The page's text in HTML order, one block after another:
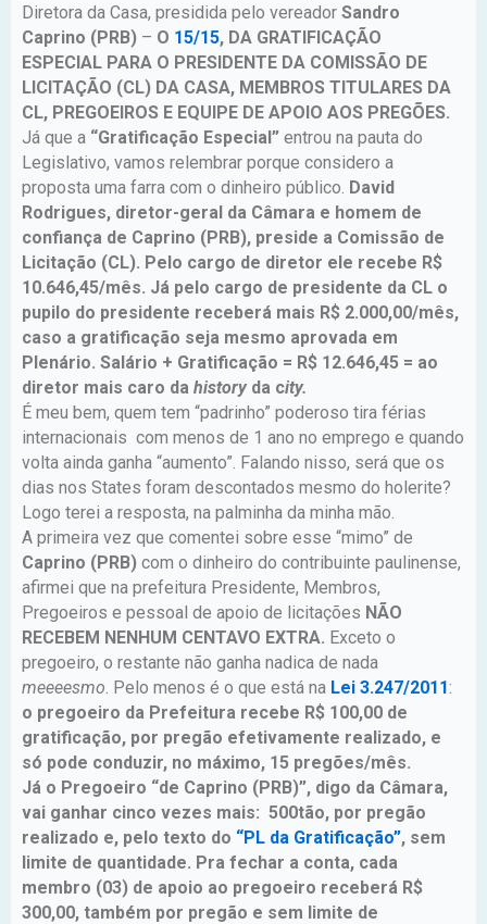
Diretora da Casa, presidida pelo vereador Sandro
Caprino (PRB) – O 15/15, DA GRATIFICAÇÃO
ESPECIAL PARA O PRESIDENTE DA COMISSÃO DE
LICITAÇÃO (CL) DA CASA, MEMBROS TITULARES DA
CL, PREGOEIROS E EQUIPE DE APOIO AOS PREGÕES.
Já que a “Gratificação Especial” entrou na pauta do
Legislativo, vamos relembrar porque considero a
proposta uma farra com o dinheiro público. David
Rodrigues, diretor-geral da Câmara e homem de
confiança de Caprino (PRB), preside a Comissão de
Licitação (CL). Pelo cargo de diretor ele recebe R$
10.646,45/mês. Já pelo cargo de presidente da CL o
pupilo do presidente receberá mais R$ 2.000,00/mês,
caso a gratificação seja mesmo aprovada em
Plenário. Salário + Gratificação = R$ 12.646,45 = ao
diretor mais caro da history da city.
É meu bem, quem tem “padrinho” poderoso tira férias
internacionais com menos de 1 ano no emprego e quando
volta ainda ganha “aumento”. Falando nisso, será que os
dias nos States foram descontados mesmo do holerite?
Logo terei a resposta, na palminha da minha mão.
A primeira vez que comentei sobre esse “mimo” de
Caprino (PRB) com o dinheiro do contribuinte paulinense,
afirmei que na prefeitura Presidente, Membros,
Pregoeiros e pessoal de apoio de licitações NÃO
RECEBEM NENHUM CENTAVO EXTRA. Exceto o
pregoeiro, o restante não ganha nadica de nada
meeeesmo. Pelo menos é o que está na Lei 3.247/2011:
o pregoeiro da Prefeitura recebe R$ 100,00 de
gratificação, por pregão efetivamente realizado, e
só pode conduzir, no máximo, 15 pregões/mês.
Já o Pregoeiro “de Caprino (PRB)”, digo da Câmara,
vai ganhar cinco vezes mais: 500tão, por pregão
realizado e, pelo texto do “PL da Gratificação”, sem
limite de quantidade. Pra fechar a conta, cada
membro (03) de apoio ao pregoeiro receberá R$
300,00, também por pregão e sem limite de